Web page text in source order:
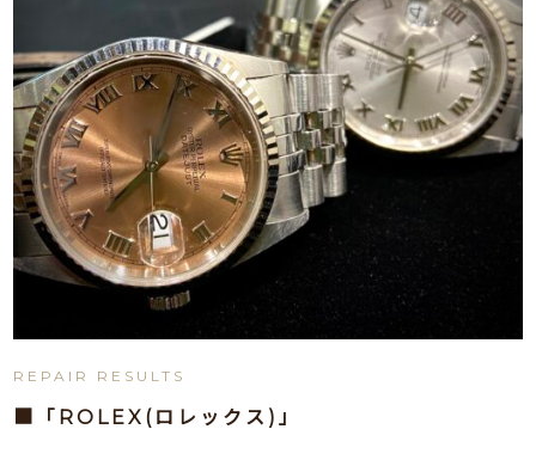
REPAIR RESULTS
■「ROLEX(ロレックス)」